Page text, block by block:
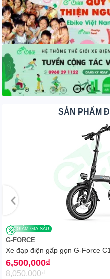
eBikevn | MYS1200 – bản
Dù mới ra mắt đầu năm
Tromox -MYS1200ED
bản “Cá chép sen” và
đang được các bạn trẻ rất
nền tảng online, hay mạng
SẢN PHẨM
GIẢM GIÁ SÂU
G-FORCE
Xe đạp điện gấp gọn G-Force
8,050,000₫
6,500,000₫